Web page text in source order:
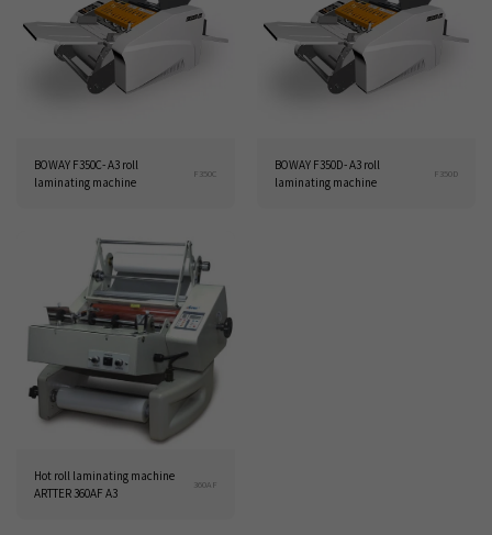
BOWAY F350C- A3 roll
laminating machine
F350C
BOWAY F350D- A3 roll
laminating machine
F350D
Hot roll laminating machine
ARTTER 360AF A3
360AF